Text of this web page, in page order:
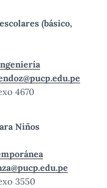
(básico,
4670
Niños
3550